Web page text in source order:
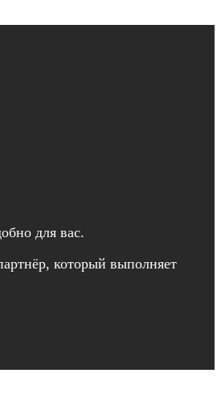
для вас.
который выполняет